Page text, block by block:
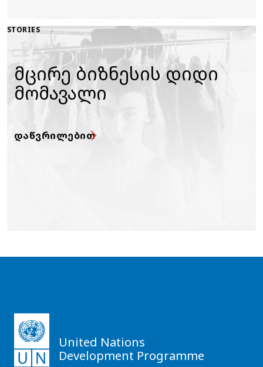
STORIES
მცირე ბიზნესის დიდი
მომავალი
ᲓᲐᲬᲕᲠᲘᲚᲔᲑᲘᲗ
United Nations
Development Programme